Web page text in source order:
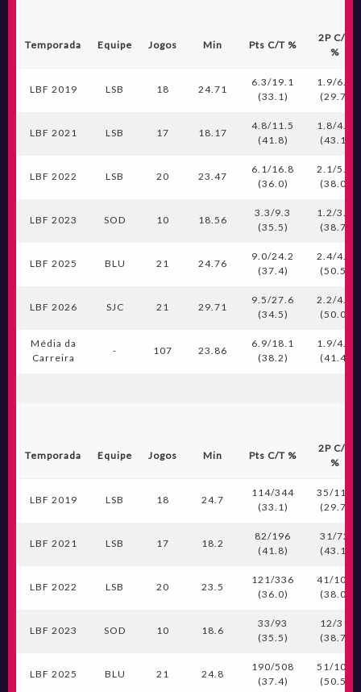
Temporada Equipe Jogos Min Pts C/T %
2P C/T
%
LBF 2019 LSB 18 24.71
6.3/19.1
(33.1)
1.9/6.6
(29.7)
LBF 2021 LSB 17 18.17
4.8/11.5
(41.8)
1.8/4.2
(43.1)
LBF 2022 LSB 20 23.47
6.1/16.8
(36.0)
2.1/5.4
(38.0)
LBF 2023 SOD 10 18.56
3.3/9.3
(35.5)
1.2/3.1
(38.7)
LBF 2025 BLU 21 24.76
9.0/24.2
(37.4)
2.4/4.8
(50.5)
LBF 2026 SJC 21 29.71
9.5/27.6
(34.5)
2.2/4.4
(50.0)
Média da
Carreira
- 107 23.86
6.9/18.1
(38.2)
1.9/4.7
(41.4)
Temporada Equipe Jogos Min Pts C/T %
2P C/T
%
LBF 2019 LSB 18 24.7
114/344
(33.1)
35/118
(29.7)
LBF 2021 LSB 17 18.2
82/196
(41.8)
31/72
(43.1)
LBF 2022 LSB 20 23.5
121/336
(36.0)
41/108
(38.0)
LBF 2023 SOD 10 18.6
33/93
(35.5)
12/31
(38.7)
LBF 2025 BLU 21 24.8
190/508
(37.4)
51/101
(50.5)